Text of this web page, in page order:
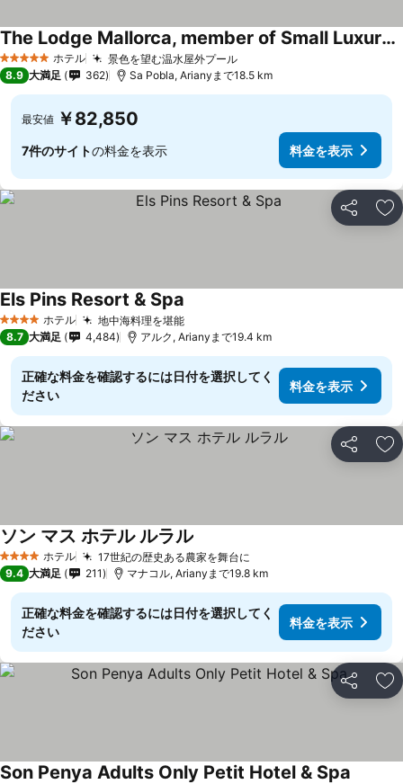
5 ホテルのランク
ホテル 景色を望む温水屋外プール料金を表示
The Lodge Mallorca, member of Small Luxury Hotels
料金を表示
8.9 大満足 362 Sa Pobla, Arianyまで18.5 km
最安値 ￥82,850
7件のサイトの料金を表示 料金を表示
シェア お
4 ホテルのランク
ホテル 地中海料理を堪能料金を表示
Els Pins Resort & Spa
8.7 大満足 4,484 アルク, Arianyまで19.4 km
正確な料金を確認するには日付を選択してく
ださい
料金を表示
シェア お
4 ホテルのランク
ホテル 17世紀の歴史ある農家を舞台に
ソン マス ホテル ルラル
9.4 大満足 211 マナコル, Arianyまで19.8 km
正確な料金を確認するには日付を選択してく
ださい
料金を表示
シェア お
Son Penya Adults Only Petit Hotel & Spa